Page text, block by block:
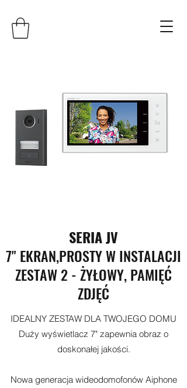
SERIA JV
7" EKRAN,PROSTY W INSTALACJI
ZESTAW 2 - ŻYŁOWY, PAMIĘĆ
ZDJĘĆ
IDEALNY ZESTAW DLA TWOJEGO DOMU
Duży wyświetlacz 7" zapewnia obraz o
doskonałej jakości.
Nowa generacja wideodomofonów Aiphone